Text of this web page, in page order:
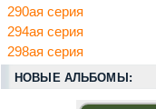
290ая серия
294ая серия
298ая серия
НОВЫЕ АЛЬБОМЫ: